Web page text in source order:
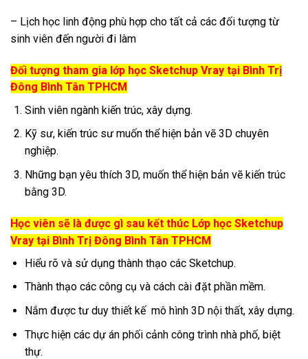
– Lịch học linh động phù hợp cho tất cả các đối tượng từ
sinh viên đến người đi làm
Đối tượng tham gia lớp học Sketchup Vray tại Bình Trị
Đông Bình Tân TPHCM
Sinh viên ngành kiến trúc, xây dựng.
Kỹ sư, kiến trúc sư muốn thể hiện bản vẽ 3D chuyên
nghiệp.
Những bạn yêu thích 3D, muốn thể hiện bản vẽ kiến trúc
bằng 3D.
Học viên sẽ là được gì sau kết thúc Lớp học Sketchup
Vray tại Bình Trị Đông Bình Tân TPHCM
Hiểu rõ và sử dụng thành thạo các Sketchup.
Thành thạo các công cụ và cách cài đặt phần mềm.
Nắm được tư duy thiết kế mô hình 3D nội thất, xây dựng.
Thực hiện các dự án phối cảnh công trình nhà phố, biệt
thự.